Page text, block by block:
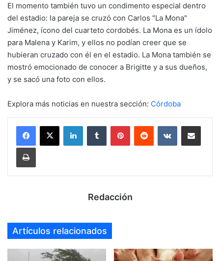
El momento también tuvo un condimento especial dentro
del estadio: la pareja se cruzó con Carlos "La Mona"
Jiménez, ícono del cuarteto cordobés. La Mona es un ídolo
para Malena y Karim, y ellos no podían creer que se
hubieran cruzado con él en el estadio. La Mona también se
mostró emocionado de conocer a Brigitte y a sus dueños,
y se sacó una foto con ellos.
Explora más noticias en nuestra sección: Córdoba
LinkedInTumblr PinterestReddit VKontakteCompartir por mail
Imprimir
Redacción
Artículos relacionados